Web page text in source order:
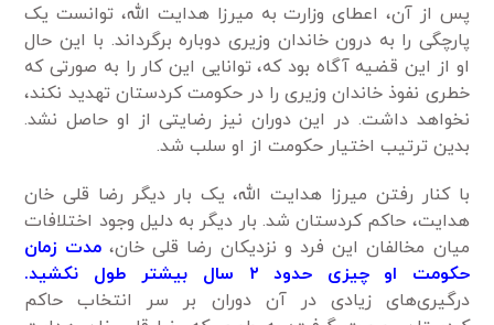
پس از آن، اعطای وزارت به میرزا هدایت ­الله، توانست یک
پارچگی را به درون خاندان وزیری دوباره برگرداند. با این حال
او از این قضیه آگاه بود که، توانایی این کار را به ­صورتی­ که
خطری نفوذ خاندان وزیری را در حکومت کردستان تهدید نکند،
نخواهد داشت. در این دوران نیز رضایتی از او حاصل نشد.
بدین ترتیب اختیار حکومت از او سلب شد.
با کنار رفتن میرزا هدایت ­الله، یک ­بار دیگر رضا قلی خان
هدایت، حاکم کردستان شد. بار دیگر به ­دلیل وجود اختلافات
میان مخالفان این فرد و نزدیکان رضا قلی خان،مدت زمان
حکومت او چیزی حدود ۲ سال بیش­تر طول نکشید.
درگیری‌های زیادی در آن دوران بر سر انتخاب حاکم